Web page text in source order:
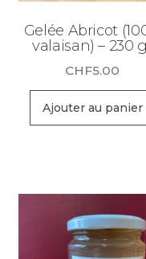
Gelée Abricot
valaisan) – 230
CHF5.00
Ajouter au panier